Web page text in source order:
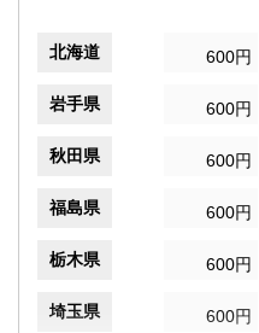
北海道 600円
岩手県 600円
秋田県 600円
福島県 600円
栃木県 600円
埼玉県 600円